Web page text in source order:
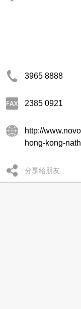
3965 8888
2385 0921
http://
hong-kong-
分享給朋友